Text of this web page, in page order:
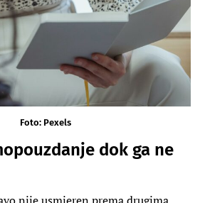
Foto: Pexels
dok ga ne